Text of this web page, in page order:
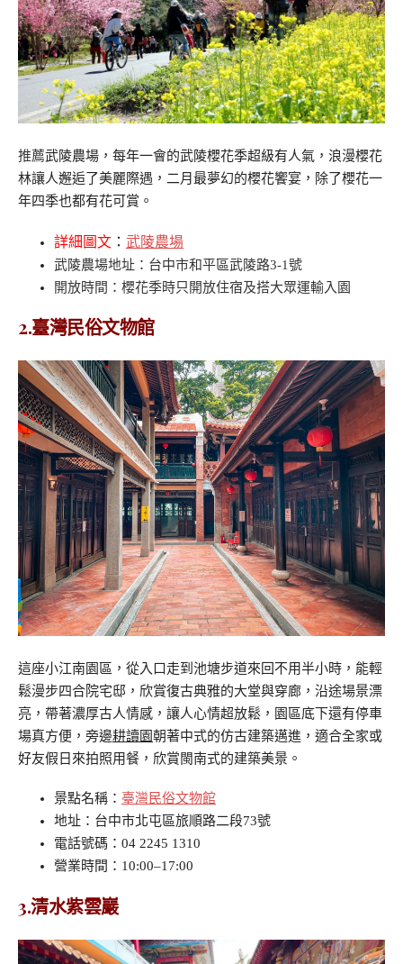
推薦武陵農場，每年一會的武陵櫻花季超級有人氣，浪漫櫻花
林讓人邂逅了美麗際遇，二月最夢幻的櫻花饗宴，除了櫻花一
年四季也都有花可賞。
詳細圖文 ： 武陵農場
武陵農場地址：台中市和平區武陵路3-1號
開放時間：櫻花季時只開放住宿及搭大眾運輸入園
2.臺灣民俗文物館
這座小江南園區，從入口走到池塘步道來回不用半小時，能輕
鬆漫步四合院宅邸，欣賞復古典雅的大堂與穿廊，沿途場景漂
亮，帶著濃厚古人情感，讓人心情超放鬆，園區底下還有停車
場真方便，旁邊耕讀園朝著中式的仿古建築邁進，適合全家或
好友假日來拍照用餐，欣賞閩南式的建築美景。
景點名稱： 臺灣民俗文物館
地址：台中市北屯區旅順路二段73號
電話號碼：04 2245 1310
營業時間：10:00–17:00
3.清水紫雲巖